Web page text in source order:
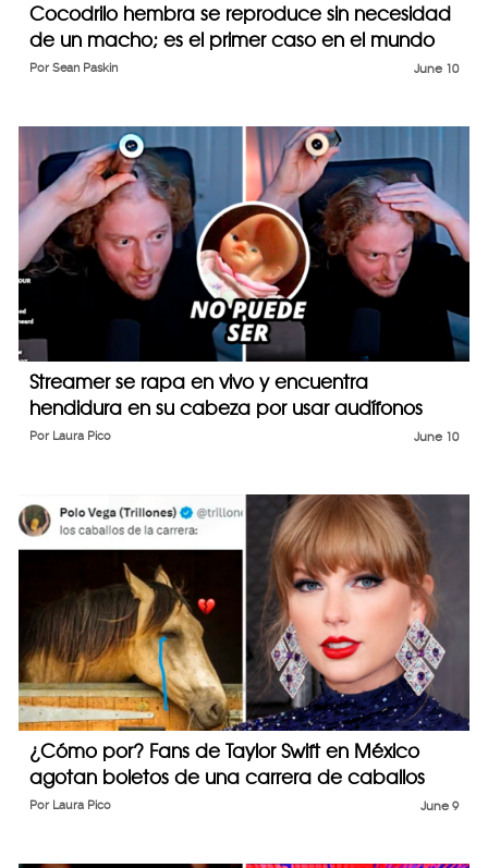
Cocodrilo hembra se reproduce sin necesidad
de un macho; es el primer caso en el mundo
June 10
Por Sean Paskin
Streamer se rapa en vivo y encuentra
hendidura en su cabeza por usar audífonos
June 10
Por Laura Pico
¿Cómo por? Fans de Taylor Swift en México
agotan boletos de una carrera de caballos
June 9
Por Laura Pico